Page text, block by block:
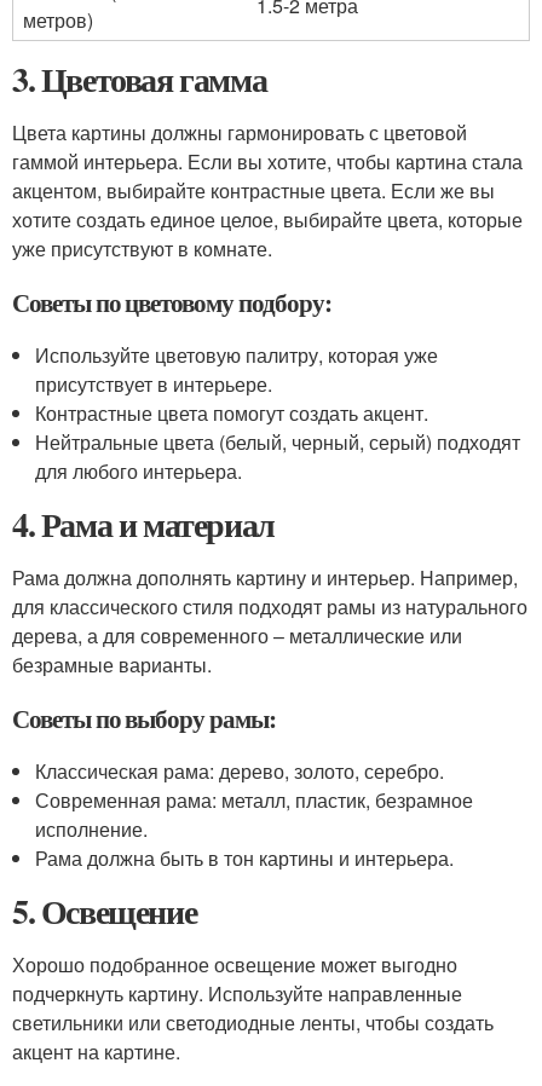
метров)
3. Цветовая гамма
Цвета картины должны гармонировать с цветовой
гаммой интерьера. Если вы хотите, чтобы картина стала
акцентом, выбирайте контрастные цвета. Если же вы
хотите создать единое целое, выбирайте цвета, которые
уже присутствуют в комнате.
Советы по цветовому подбору:
Используйте цветовую палитру, которая уже
присутствует в интерьере.
Контрастные цвета помогут создать акцент.
Нейтральные цвета (белый, черный, серый) подходят
для любого интерьера.
4. Рама и материал
Рама должна дополнять картину и интерьер. Например,
для классического стиля подходят рамы из натурального
дерева, а для современного – металлические или
безрамные варианты.
Советы по выбору рамы:
Классическая рама: дерево, золото, серебро.
Современная рама: металл, пластик, безрамное
исполнение.
Рама должна быть в тон картины и интерьера.
5. Освещение
Хорошо подобранное освещение может выгодно
подчеркнуть картину. Используйте направленные
светильники или светодиодные ленты, чтобы создать
акцент на картине.